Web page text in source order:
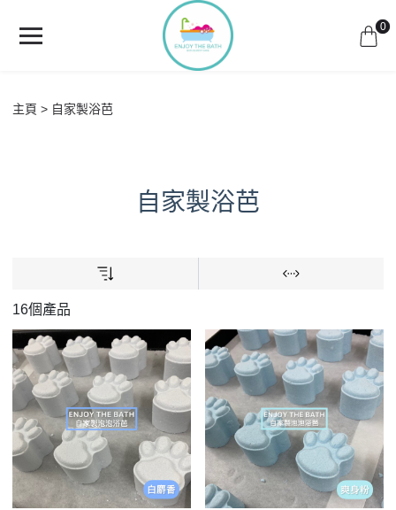
0
主頁 自家製浴芭
自家製浴芭
16個產品